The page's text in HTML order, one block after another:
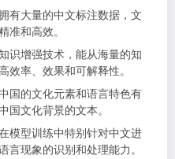
有大量的中文标注数据，文
准和高效。
识增强技术，能从海量的知
效率、效果和可解释性。
国的文化元素和语言特色有
国文化背景的文本。
模型训练中特别针对中文进
现象的识别和处理能力。